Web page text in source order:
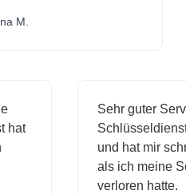
M.
hat
Sehr guter
und hat mir
als ich meine
verloren hatte.